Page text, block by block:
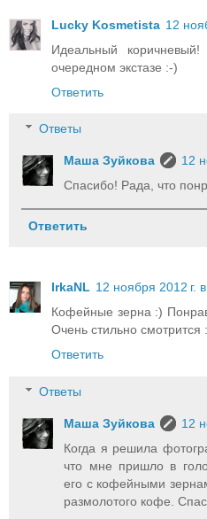
Lucky Kosmetista 12
Идеальный
очередном экстазе :-)
Ответить
Ответы
Маша Зуйкова
12
Спасибо! Рада, что
Ответить
IrkaNL 12 ноября 2012 г.
Кофейные зерна :)
Очень стильно смотрится
Ответить
Ответы
Маша Зуйкова
12
Когда я решила
что мне пришло в
его с кофейными
размолотого кофе.